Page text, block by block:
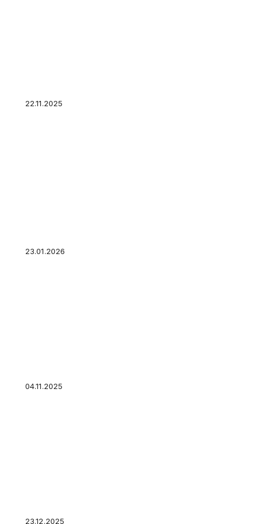
22.11.2025
23.01.2026
04.11.2025
23.12.2025